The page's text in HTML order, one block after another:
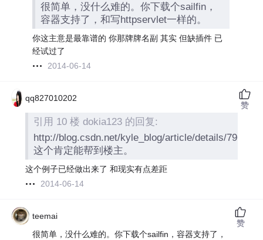
很简单，没什么难的。你下载个sailfin，
容器支持了，和写httpservlet一样的。
你这主意是最靠谱的 你那牌牌名副 其实 但缺插件 已
经试过了
2014-06-14
qq827010202
引用 10 楼 dokia123 的回复:
http://blog.csdn.net/kyle_blog/article/details/796426
这个肯定能帮到楼主。
这个例子已经做出来了 和现实有点差距
2014-06-14
赞
teemai
很简单，没什么难的。你下载个sailfin，容器支持了，
赞